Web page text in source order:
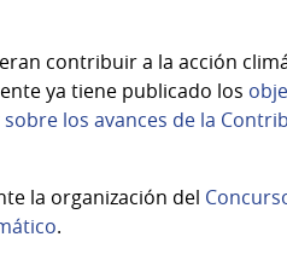
contribuir a la acción
ya tiene publicado los
los avances de la
la organización del
.